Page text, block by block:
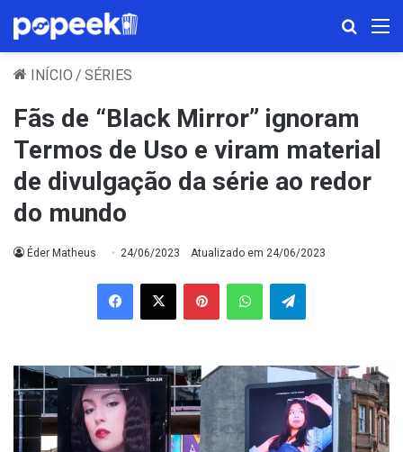
INÍCIO / SÉRIES
Fãs de “Black Mirror” ignoram
Termos de Uso e viram material
de divulgação da série ao redor
do mundo
Éder Matheus 24/06/2023 Atualizado em 24/06/2023
Facebook
X PinterestWhatsAppTelegram